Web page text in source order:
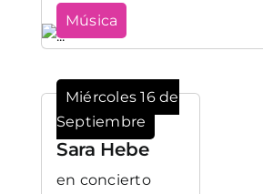
Música
Miércoles 16 de
Septiembre
Sara Hebe
en concierto